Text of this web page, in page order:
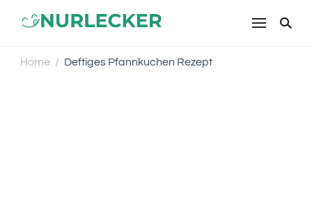
NURLECKER
Einfache & leckere Rezepte für
Home / Deftiges Pfannkuchen Rezept